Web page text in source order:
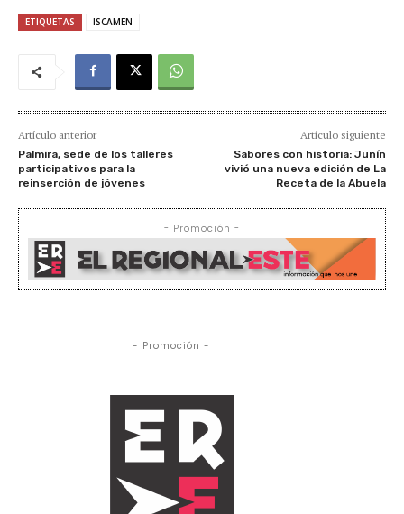
ETIQUETAS ISCAMEN
Artículo anterior
Palmira, sede de los talleres
participativos para la
reinserción de jóvenes
Artículo siguiente
Sabores con historia: Junín
vivió una nueva edición de La
Receta de la Abuela
- Promoción -
- Promoción -